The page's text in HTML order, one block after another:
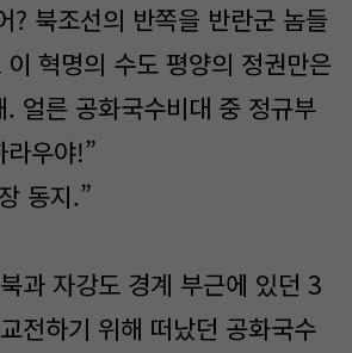
? 북조선의 반쪽을 반란군 놈들
혁명의 수도 평양의 정권만은
. 얼른 공화국수비대 중 정규부
라우야!”
동지.”
과 자강도 경계 부근에 있던 3
전하기 위해 떠났던 공화국수